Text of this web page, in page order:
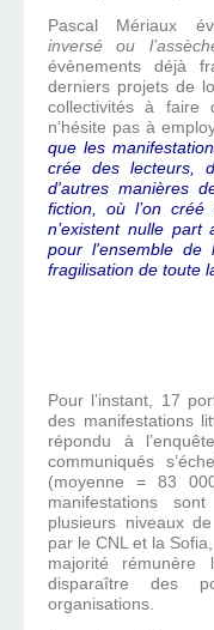
Pascal Mériaux
inversé ou
évènements déjà
derniers projets de
collectivités à faire
n’hésite pas à
que les
crée des lecteurs,
d'autres manières
fiction, où l’on
n’existent nulle part
pour l'ensemble
fragilisation de toute
Pour l’instant, 17
des manifestations
répondu à
communiqués
(moyenne = 83
manifestations
plusieurs niveaux
par le CNL et la
majorité
disparaître des
organisations.